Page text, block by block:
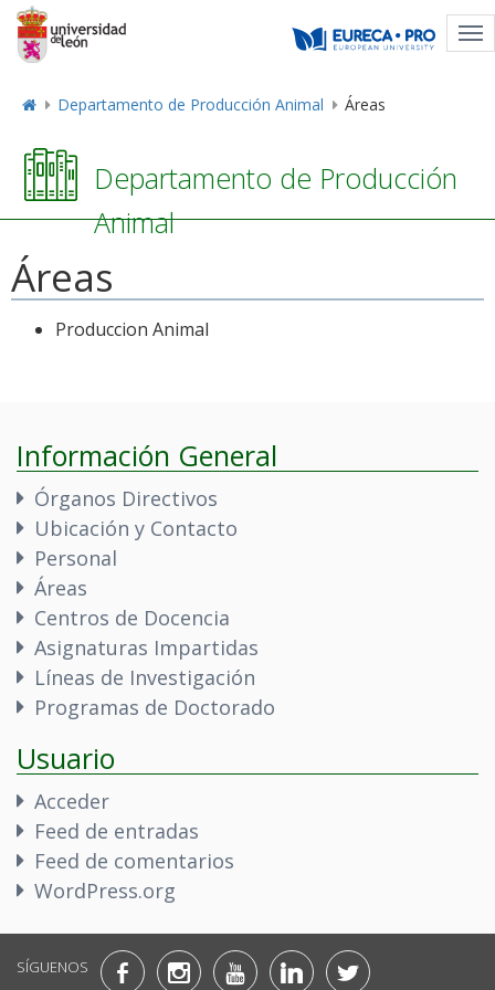
Departamento de Producción Animal Áreas
Departamento de Producción
Animal
Áreas
Produccion Animal
Información General
Órganos Directivos
Ubicación y Contacto
Personal
Áreas
Centros de Docencia
Asignaturas Impartidas
Líneas de Investigación
Programas de Doctorado
Usuario
Acceder
Feed de entradas
Feed de comentarios
WordPress.org
SÍGUENOS